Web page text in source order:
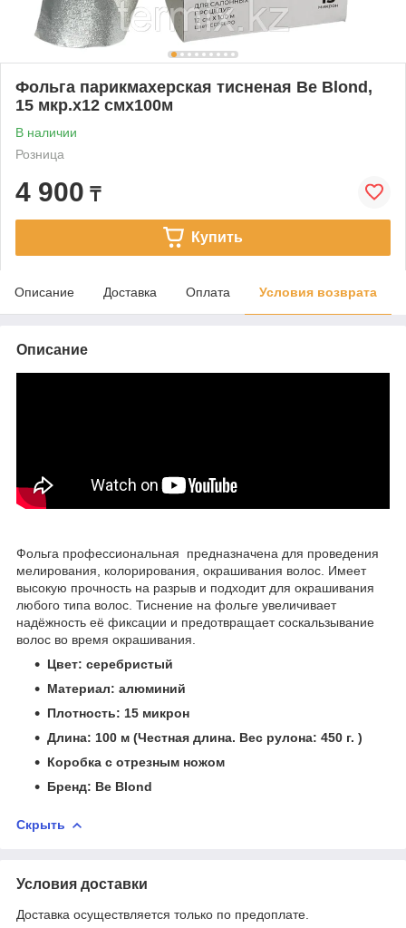
Фольга парикмахерская тисненая Be Blond,
15 мкр.x12 смx100м
В наличии
Розница
4 900 ₸
Купить
Описание Доставка Оплата Условия возврата
Описание
Фольга профессиональная предназначена для проведения
мелирования, колорирования, окрашивания волос. Имеет
высокую прочность на разрыв и подходит для окрашивания
любого типа волос. Тиснение на фольге увеличивает
надёжность её фиксации и предотвращает соскальзывание
волос во время окрашивания.
Цвет: серебристый
Материал: алюминий
Плотность: 15 микрон
Длина: 100 м (Честная длина. Вес рулона: 450 г. )
Коробка с отрезным ножом
Бренд: Be Blond
Скрыть
Условия доставки
Доставка осуществляется только по предоплате.